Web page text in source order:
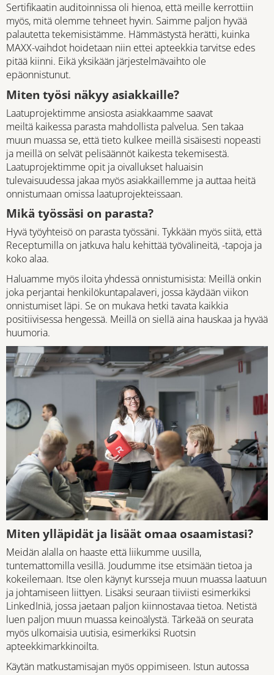
Sertifikaatin auditoinnissa oli hienoa, että meille kerrottiin
myös, mitä olemme tehneet hyvin. Saimme paljon hyvää
palautetta tekemisistämme. Hämmästystä herätti, kuinka
MAXX-vaihdot hoidetaan niin ettei apteekkia tarvitse edes
pitää kiinni. Eikä yksikään järjestelmävaihto ole
epäonnistunut.
Miten työsi näkyy asiakkaille?
Laatuprojektimme ansiosta asiakkaamme saavat
meiltä kaikessa parasta mahdollista palvelua. Sen takaa
muun muassa se, että tieto kulkee meillä sisäisesti nopeasti
ja meillä on selvät pelisäännöt kaikesta tekemisestä.
Laatuprojektimme opit ja oivallukset haluaisin
tulevaisuudessa jakaa myös asiakkaillemme ja auttaa heitä
onnistumaan omissa laatuprojekteissaan.
Mikä työssäsi on parasta?
Hyvä työyhteisö on parasta työssäni. Tykkään myös siitä, että
Receptumilla on jatkuva halu kehittää työvälineitä, -tapoja ja
koko alaa.
Haluamme myös iloita yhdessä onnistumisista: Meillä onkin
joka perjantai henkilökuntapalaveri, jossa käydään viikon
onnistumiset läpi. Se on mukava hetki tavata kaikkia
positiivisessa hengessä. Meillä on siellä aina hauskaa ja hyvää
huumoria.
Miten ylläpidät ja lisäät omaa osaamistasi?
Meidän alalla on haaste että liikumme uusilla,
tuntemattomilla vesillä. Joudumme itse etsimään tietoa ja
kokeilemaan. Itse olen käynyt kursseja muun muassa laatuun
ja johtamiseen liittyen. Lisäksi seuraan tiiviisti esimerkiksi
LinkedIniä, jossa jaetaan paljon kiinnostavaa tietoa. Netistä
luen paljon muun muassa keinoälystä. Tärkeää on seurata
myös ulkomaisia uutisia, esimerkiksi Ruotsin
apteekkimarkkinoilta.
Käytän matkustamisajan myös oppimiseen. Istun autossa